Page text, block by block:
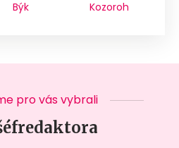
Býk Kozoroh
pro vás vybrali